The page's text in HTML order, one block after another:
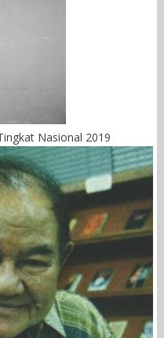
Nasional 2019